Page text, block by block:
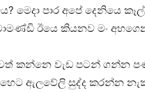
මෙදා පාර අපේ දෙනියෙ
ඊයෙ කියනව මං
කන්නෙ වැඩ පටන් ගන්න
ඇලවේලි සුද්ද කරන්න